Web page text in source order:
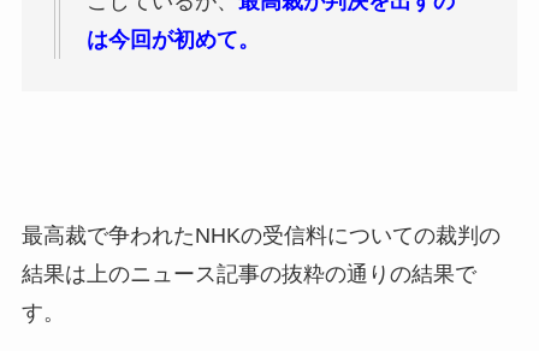
は今回が初めて。
最高裁で争われたNHKの受信料についての裁判の
結果は上のニュース記事の抜粋の通りの結果で
す。